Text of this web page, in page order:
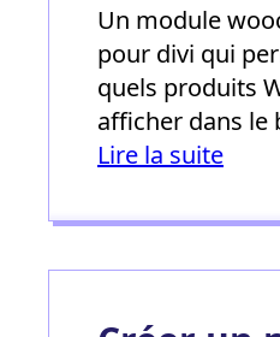
Un module
pour divi qui
quels produits
afficher dans le
Lire la suite